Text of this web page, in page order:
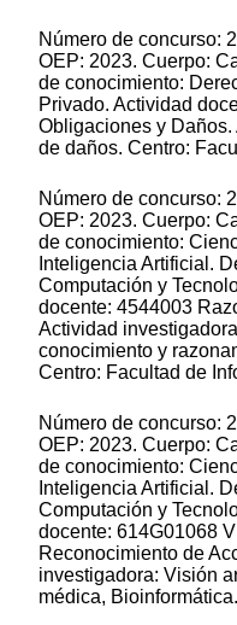
Número de concurso:
OEP: 2023. Cuerpo:
de conocimiento:
Privado. Actividad
Obligaciones y
de daños. Centro:
Número de concurso:
OEP: 2023. Cuerpo:
de conocimiento:
Inteligencia Artificial.
Computación y
docente: 4544003
Actividad
conocimiento y
Centro: Facultad de
Número de concurso:
OEP: 2023. Cuerpo:
de conocimiento:
Inteligencia Artificial.
Computación y
docente: 614G01068
Reconocimiento de
investigadora: Visión
médica,